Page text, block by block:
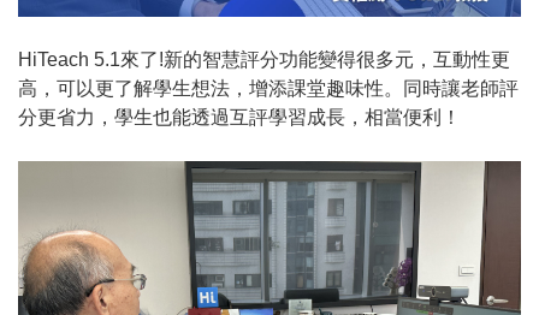
HiTeach 5.1來了!新的智慧評分功能變得很多元，互動性更
高，可以更了解學生想法，增添課堂趣味性。同時讓老師評
分更省力，學生也能透過互評學習成長，相當便利！